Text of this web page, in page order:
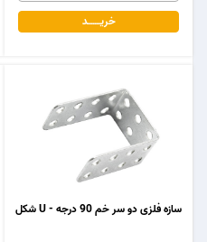
خریـــــــد
سازه فلزی دو سر خم 90 درجه - U شکل